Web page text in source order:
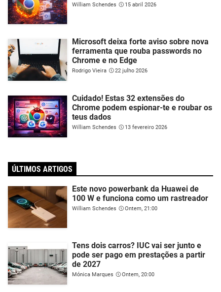
William Schendes 15 abril 2026
Microsoft deixa forte aviso sobre nova
ferramenta que rouba passwords no
Chrome e no Edge
Rodrigo Vieira 22 julho 2026
Cuidado! Estas 32 extensões do
Chrome podem espionar-te e roubar os
teus dados
William Schendes 13 fevereiro 2026
ÚLTIMOS ARTIGOS
Este novo powerbank da Huawei de
100 W e funciona como um rastreador
William Schendes Ontem, 21:00
Tens dois carros? IUC vai ser junto e
pode ser pago em prestações a partir
de 2027
Mónica Marques Ontem, 20:00